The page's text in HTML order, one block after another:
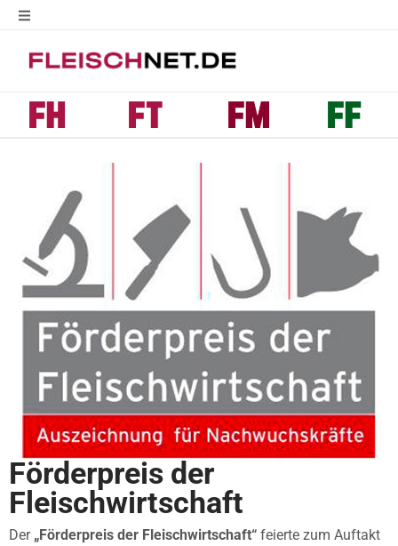
Förderpreis der
Fleischwirtschaft
Der „Förderpreis der Fleischwirtschaft“ feierte zum Auftakt